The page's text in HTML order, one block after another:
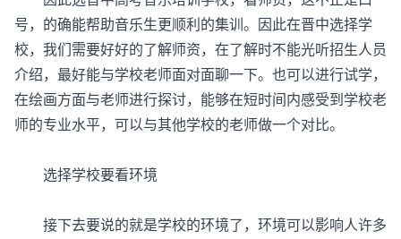
号，的确能帮助音乐生更顺利的集训。因此在晋中选择学
校，我们需要好好的了解师资，在了解时不能光听招生人员
介绍，最好能与学校老师面对面聊一下。也可以进行试学，
在绘画方面与老师进行探讨，能够在短时间内感受到学校老
师的专业水平，可以与其他学校的老师做一个对比。
选择学校要看环境
接下去要说的就是学校的环境了，环境可以影响人许多